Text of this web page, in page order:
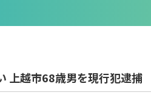
上越市68歳男を現行犯逮捕